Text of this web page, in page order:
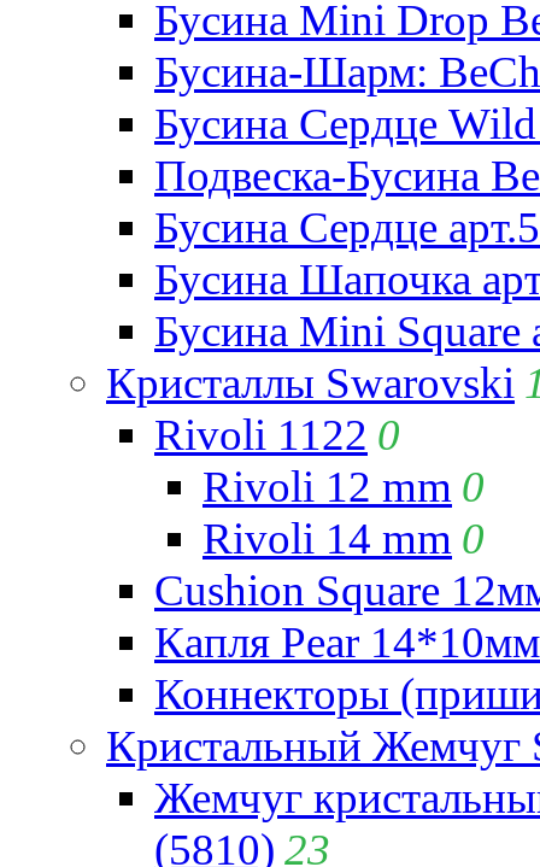
Бусина Mini Drop
Бусина-Шарм:
Бусина Сердце
Подвеска-Бусина
Бусина Сердце
Бусина Шапочка
Бусина Mini Square
Кристаллы Swarovski
Rivoli 1122 0
Rivoli 12 mm 0
Rivoli 14 mm 0
Cushion Square
Капля Pear
Коннекторы
Кристальный Жемчуг
Жемчуг
(5810) 23